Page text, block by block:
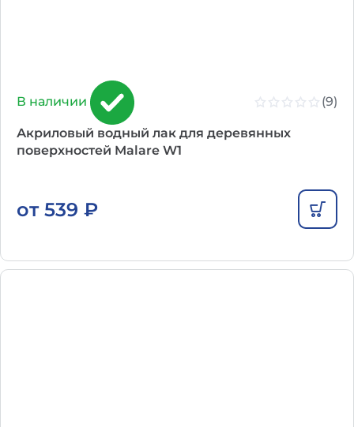
В наличии (9)
Акриловый водный лак для деревянных
поверхностей Malare W1
от 539 ₽